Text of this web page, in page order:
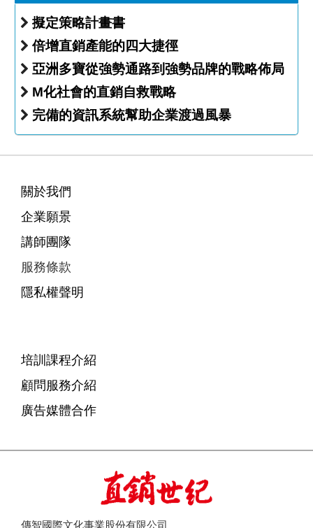
擬定策略計畫書
倍增直銷產能的四大捷徑
亞洲多寶從強勢通路到強勢品牌的戰略佈局
M化社會的直銷自救戰略
完備的資訊系統幫助企業渡過風暴
關於我們
企業願景
講師團隊
服務條款
隱私權聲明
培訓課程介紹
顧問服務介紹
廣告媒體合作
傳智國際文化事業股份有限公司